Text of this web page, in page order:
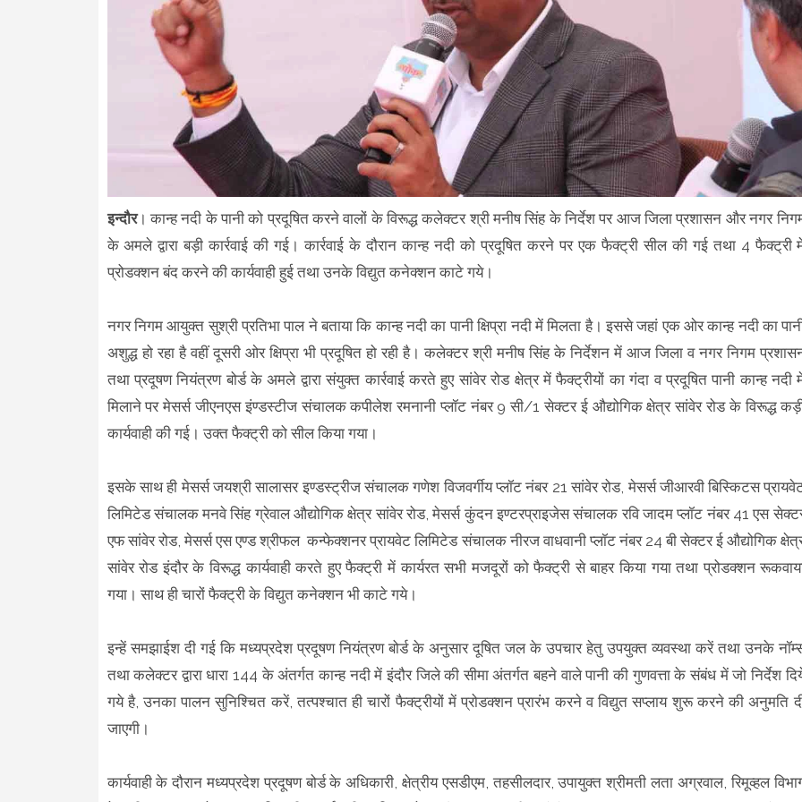
इन्दौर। कान्ह नदी के पानी को प्रदूषित करने वालों के विरूद्ध कलेक्टर श्री मनीष सिंह के निर्देश पर आज जिला प्रशासन और नगर
के अमले द्वारा बड़ी कार्रवाई की गई। कार्रवाई के दौरान कान्ह नदी को प्रदूषित करने पर एक फैक्ट्री सील की गई तथा 4 फैक्ट्री
प्रोडक्शन बंद करने की कार्यवाही हुई तथा उनके विद्युत कनेक्शन काटे गये।
नगर निगम आयुक्त सुश्री प्रतिभा पाल ने बताया कि कान्ह नदी का पानी क्षिप्रा नदी में मिलता है। इससे जहां एक ओर कान्ह नदी का
अशुद्ध हो रहा है वहीं दूसरी ओर क्षिप्रा भी प्रदूषित हो रही है। कलेक्टर श्री मनीष सिंह के निर्देशन में आज जिला व नगर निगम
तथा प्रदूषण नियंत्रण बोर्ड के अमले द्वारा संयुक्त कार्रवाई करते हुए सांवेर रोड क्षेत्र में फैक्ट्रीयों का गंदा व प्रदूषित पानी कान्ह नदी
मिलाने पर मेसर्स जीएनएस इंण्डस्टीज संचालक कपीलेश रमनानी प्लॉट नंबर 9 सी/1 सेक्टर ई औद्योगिक क्षेत्र सांवेर रोड के विरूद्ध
कार्यवाही की गई। उक्त फैक्ट्री को सील किया गया।
इसके साथ ही मेसर्स जयश्री सालासर इण्डस्ट्रीज संचालक गणेश विजवर्गीय प्लॉट नंबर 21 सांवेर रोड, मेसर्स जीआरवी बिस्किटस
लिमिटेड संचालक मनवे सिंह ग्रेवाल औद्योगिक क्षेत्र सांवेर रोड, मेसर्स कुंदन इण्टरप्राइजेस संचालक रवि जादम प्लॉट नंबर 41 एस
एफ सांवेर रोड, मेसर्स एस एण्ड श्रीफल कन्फेक्शनर प्रायवेट लिमिटेड संचालक नीरज वाधवानी प्लॉट नंबर 24 बी सेक्टर ई औद्योगिक
सांवेर रोड इंदौर के विरूद्ध कार्यवाही करते हुए फैक्ट्री में कार्यरत सभी मजदूरों को फैक्ट्री से बाहर किया गया तथा प्रोडक्शन
गया। साथ ही चारों फैक्ट्री के विद्युत कनेक्शन भी काटे गये।
इन्हें समझाईश दी गई कि मध्यप्रदेश प्रदूषण नियंत्रण बोर्ड के अनुसार दूषित जल के उपचार हेतु उपयुक्त व्यवस्था करें तथा उनके
तथा कलेक्टर द्वारा धारा 144 के अंतर्गत कान्ह नदी में इंदौर जिले की सीमा अंतर्गत बहने वाले पानी की गुणवत्ता के संबंध में जो निर्देश
गये है, उनका पालन सुनिश्चित करें, तत्पश्चात ही चारों फैक्ट्रीयों में प्रोडक्शन प्रारंभ करने व विद्युत सप्लाय शुरू करने की अनुमति
जाएगी।
कार्यवाही के दौरान मध्यप्रदेश प्रदूषण बोर्ड के अधिकारी, क्षेत्रीय एसडीएम, तहसीलदार, उपायुक्त श्रीमती लता अग्रवाल, रिमूव्हल